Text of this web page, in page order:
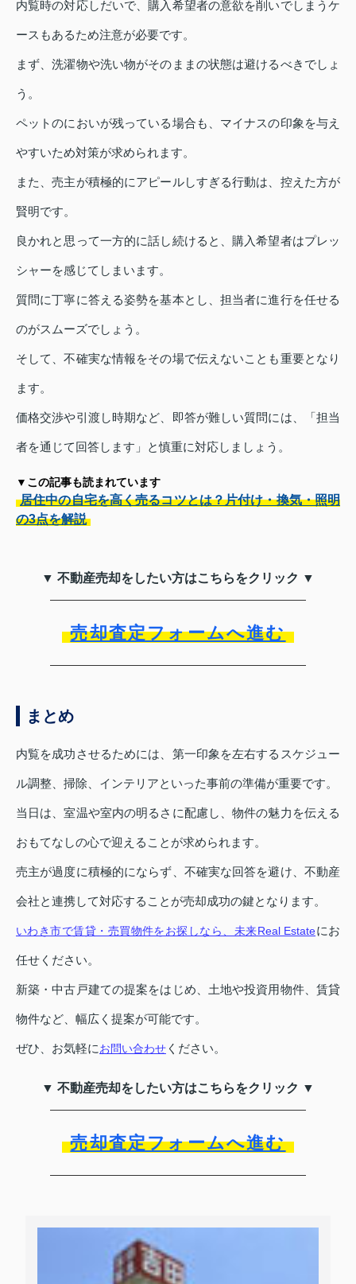
内覧時の対応しだいで、購入希望者の意欲を削いでしまうケ
ースもあるため注意が必要です。
まず、洗濯物や洗い物がそのままの状態は避けるべきでしょ
う。
ペットのにおいが残っている場合も、マイナスの印象を与え
やすいため対策が求められます。
また、売主が積極的にアピールしすぎる行動は、控えた方が
賢明です。
良かれと思って一方的に話し続けると、購入希望者はプレッ
シャーを感じてしまいます。
質問に丁寧に答える姿勢を基本とし、担当者に進行を任せる
のがスムーズでしょう。
そして、不確実な情報をその場で伝えないことも重要となり
ます。
価格交渉や引渡し時期など、即答が難しい質問には、「担当
者を通じて回答します」と慎重に対応しましょう。
▼この記事も読まれています
居住中の自宅を高く売るコツとは？片付け・換気・照明
の3点を解説
▼ 不動産売却をしたい方はこちらをクリック ▼
売却査定フォームへ進む
まとめ
内覧を成功させるためには、第一印象を左右するスケジュー
ル調整、掃除、インテリアといった事前の準備が重要です。
当日は、室温や室内の明るさに配慮し、物件の魅力を伝える
おもてなしの心で迎えることが求められます。
売主が過度に積極的にならず、不確実な回答を避け、不動産
会社と連携して対応することが売却成功の鍵となります。
いわき市で賃貸・売買物件をお探しなら、未来Real Estateにお
任せください。
新築・中古戸建ての提案をはじめ、土地や投資用物件、賃貸
物件など、幅広く提案が可能です。
ぜひ、お気軽にお問い合わせ ください。
▼ 不動産売却をしたい方はこちらをクリック ▼
売却査定フォームへ進む